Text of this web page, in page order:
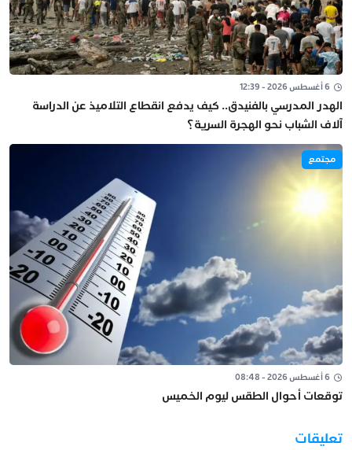
6 أغسطس 2026 - 12:39
الهدر المدرسي بالفنيدق.. كيف يدفع انقطاع التلاميذ عن الدراسة
آلاف الشباب نحو الهجرة السرية؟
مجتمع
6 أغسطس 2026 - 08:48
توقعات أحوال الطقس ليوم الخميس
تعليقات